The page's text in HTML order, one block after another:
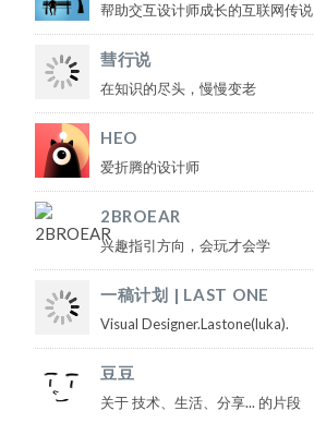
帮助交互设计师成长的互联网传说
彗行说
在知识的尽头，慢慢变老
HEO
爱折腾的设计师
2BROEAR
兴趣指引方向，会玩才会学
一稿计划 | LAST ONE
Visual Designer.Lastone(luka).
豆豆
关于 技术、生活、分享... 的片段